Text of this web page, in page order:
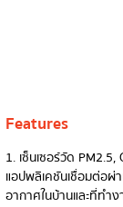
Features
1. เซ็นเซอร์วัด
แอปพลิเคชันเชื่อมต่อ
อากาศในบ้านและที่ทำ